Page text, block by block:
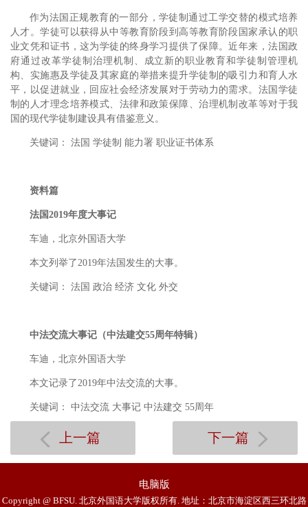
作为法国正规教育的一部分，学徒制通过工学交替的模式培养
人才。学徒可以获得从中等教育阶段到高等教育阶段国家承认的职
业文凭和证书，这为学徒的终身学习提供了保障。近年来，法国政
府通过改革学徒制治理机制、成立新的职业教育和学徒制管理机
构、实施惠及学徒及其家庭的举措来提升学徒制的吸引力和育人水
平，以促进就业，回应社会经济发展对于劳动力的需求。法国学徒
制的人才理念培养模式、法律和政策保障、治理机制改革等对于我
国的现代学徒制建设具有借鉴意义。
关键词： 法国 学徒制 能力署 职业证书体系
资料篇
法国2019年度大事记
车迪，北京外国语大学
本文列举了2019年法国发生的大事。
关键词： 法国 政治 经济 文化 外交
中法交流大事记（中法建交55周年特辑）
车迪，北京外国语大学
本文记录了2019年中法交流的大事。
关键词： 中法交流 大事记 中法建交 55周年
上一篇 下一篇
电脑版
Copyright @ BFSU. 北京外国语大学版权所有. 地址：北京市海淀区西三环北路